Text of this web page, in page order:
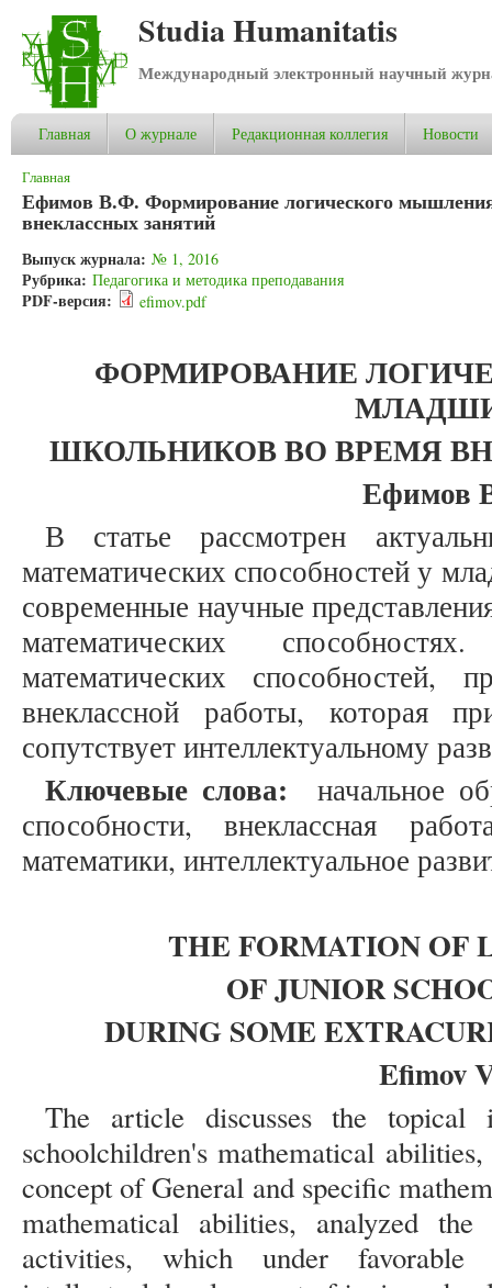
Studia Humanitatis
Международный электронный научный
Главная О журнале Редакционная коллегия Новости
Вы здесь
Главная
Ефимов В.Ф. Формирование логического
внеклассных занятий
Выпуск журнала: № 1, 2016
Рубрика: Педагогика и методика преподавания
PDF-версия: efimov.pdf
ФОРМИРОВАНИЕ
ШКОЛЬНИКОВ ВО ВРЕМЯ
Ефимов
В статье рассмотрен
математических способностей у
современные научные
математических
математических способностей,
внеклассной работы, которая
сопутствует интеллектуальному
Ключевые слова: начальное
способности, внеклассная
математики, интеллектуальное
THE FORMATION OF
OF JUNIOR
DURING SOME
Efimov
The article discusses the
schoolchildren's mathematical
concept of General and specific
mathematical abilities, analyzed
activities, which under favorable